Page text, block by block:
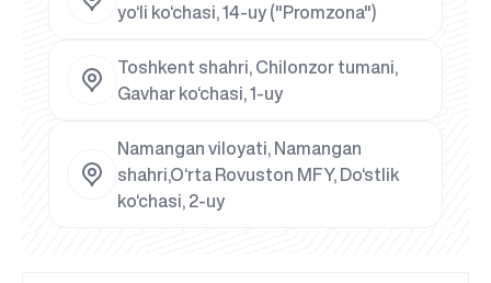
yo‘li ko‘chasi, 14-uy ("Promzona")
Toshkent shahri, Chilonzor tumani,
Gavhar ko‘chasi, 1-uy
Namangan viloyati, Namangan
shahri,O‘rta Rovuston MFY, Do‘stlik
ko‘chasi, 2-uy